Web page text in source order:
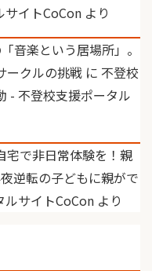
サイトCoCon より
音楽という居場所」。
ークルの挑戦 に 不登校
- 不登校支援ポータル
宅で非日常体験を！親
逆転の子どもに親がで
ルサイトCoCon より